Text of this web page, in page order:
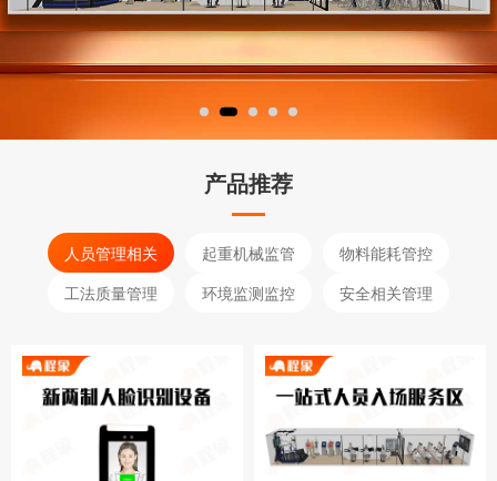
产品推荐
人员管理相关 起重机械监管
物料能耗管控
工法质量管理
环境监测监控 安全相关管理